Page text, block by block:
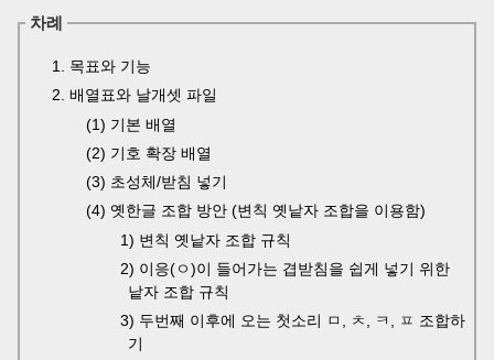
차례
1. 목표와 기능
2. 배열표와 날개셋 파일
(1) 기본 배열
(2) 기호 확장 배열
(3) 초성체/받침 넣기
(4) 옛한글 조합 방안 (변칙 옛낱자 조합을 이용함)
1) 변칙 옛낱자 조합 규칙
2) 이응(ㅇ)이 들어가는 겹받침을 쉽게 넣기 위한
낱자 조합 규칙
3) 두번째 이후에 오는 첫소리 ㅁ, ㅊ, ㅋ, ㅍ 조합하
기